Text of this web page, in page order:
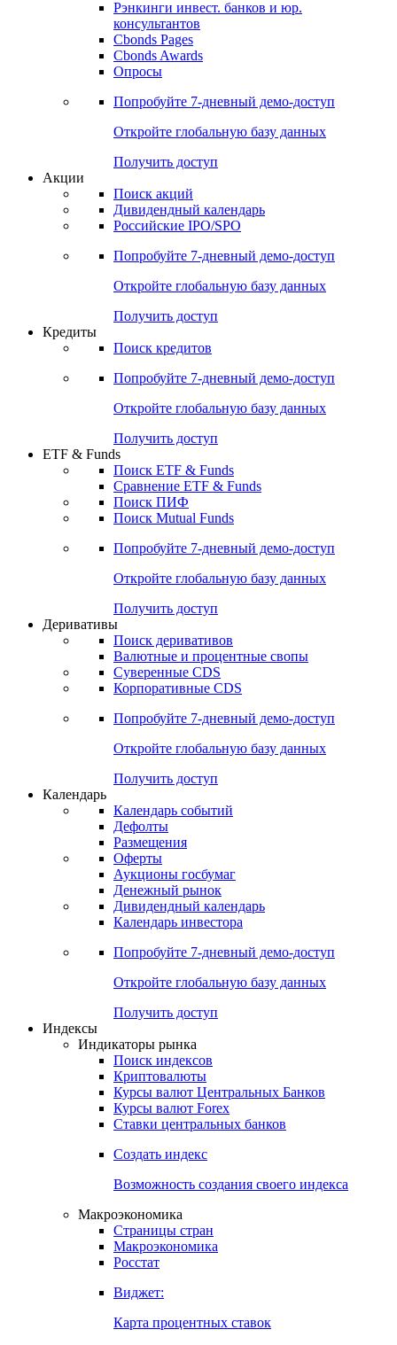
Рэнкинги инвест. банков и юр.
консультантов
Cbonds Pages
Cbonds Awards
Опросы
Попробуйте 7-дневный демо-доступ
Откройте глобальную базу данных
Получить доступ
Акции
Поиск акций
Дивидендный календарь
Российские IPO/SPO
Попробуйте 7-дневный демо-доступ
Откройте глобальную базу данных
Получить доступ
Кредиты
Поиск кредитов
Попробуйте 7-дневный демо-доступ
Откройте глобальную базу данных
Получить доступ
ETF & Funds
Поиск ETF & Funds
Сравнение ETF & Funds
Поиск ПИФ
Поиск Mutual Funds
Попробуйте 7-дневный демо-доступ
Откройте глобальную базу данных
Получить доступ
Деривативы
Поиск деривативов
Валютные и процентные свопы
Суверенные CDS
Корпоративные CDS
Попробуйте 7-дневный демо-доступ
Откройте глобальную базу данных
Получить доступ
Календарь
Календарь событий
Дефолты
Размещения
Оферты
Аукционы госбумаг
Денежный рынок
Дивидендный календарь
Календарь инвестора
Попробуйте 7-дневный демо-доступ
Откройте глобальную базу данных
Получить доступ
Индексы
Индикаторы рынка
Поиск индексов
Криптовалюты
Курсы валют Центральных Банков
Курсы валют Forex
Ставки центральных банков
Создать индекс
Возможность создания своего индекса
Макроэкономика
Страницы стран
Макроэкономика
Росстат
Виджет:
Карта процентных ставок